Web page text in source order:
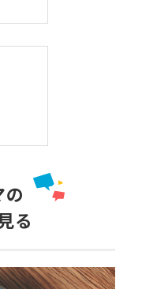
る